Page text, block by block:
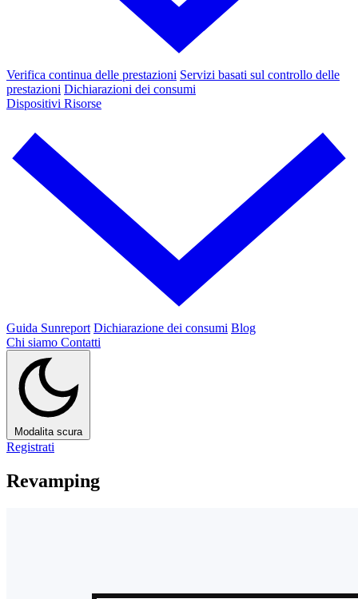
Verifica continua delle prestazioni Servizi basati sul controllo delle
prestazioni Dichiarazioni dei consumi
Dispositivi Risorse
Guida Sunreport Dichiarazione dei consumi Blog
Chi siamo Contatti
Modalita scura
Registrati
Revamping